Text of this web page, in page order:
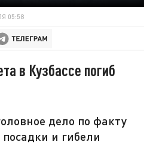
05:58
в Кузбассе погиб
дело по факту
и гибели